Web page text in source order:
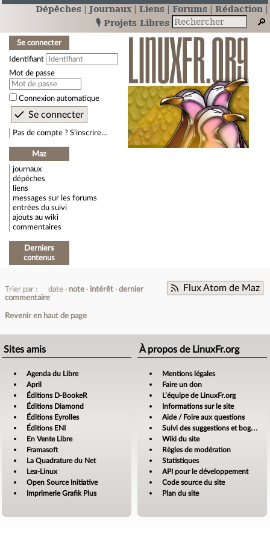
Dépêches Journaux Liens Forums
Rédaction
🎙️ Projets Libres
Se connecter
Identifiant
Mot de passe
Connexion automatique
Pas de compte ? S’inscrire…
Maz
journaux
dépêches
liens
messages sur les forums
entrées du suivi
ajouts au wiki
commentaires
Derniers
contenus
Flux Atom de Maz
Trier par : date note intérêt
dernier
commentaire
Revenir en haut de page
Sites amis
Agenda du Libre
April
Éditions D-BookeR
Éditions Diamond
Éditions Eyrolles
Éditions ENI
En Vente Libre
Framasoft
La Quadrature du Net
Lea-Linux
Open Source Initiative
Imprimerie Grafik Plus
À propos de LinuxFr.org
Mentions légales
Faire un don
L’équipe de LinuxFr.org
Informations sur le site
Aide / Foire aux questions
Suivi des suggestions et bogues
Wiki du site
Règles de modération
Statistiques
API pour le développement
Code source du site
Plan du site